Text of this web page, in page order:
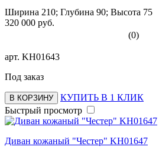
Ширина 210; Глубина 90; Высота 75
320 000 руб.
(0)
арт. KH01643
Под заказ
В КОРЗИНУ
КУПИТЬ В 1 КЛИК
Быстрый просмотр
Диван кожаный "Честер" KH01647